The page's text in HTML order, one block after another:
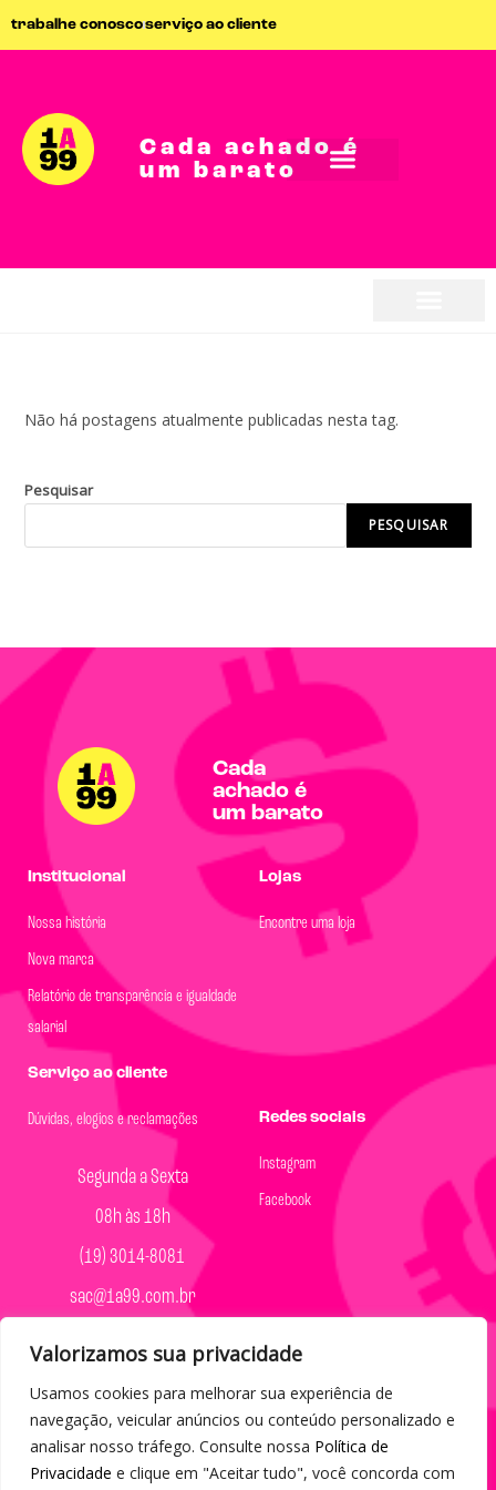
Valorizamos sua privacidade
Usamos cookies para melhorar sua experiência de
navegação, veicular anúncios ou conteúdo personalizado e
analisar nosso tráfego. Consulte nossa Política de
Privacidade e clique em "Aceitar tudo", você concorda com
trabalhe conoscoserviço ao cliente
Cada achado é
um barato
Não há postagens atualmente publicadas nesta tag.
Pesquisar
PESQUISAR
Cada
achado é
um barato
Institucional
Nossa história
Nova marca
Relatório de transparência e igualdade
salarial
Lojas
Encontre uma loja
Serviço ao cliente
Dúvidas, elogios e reclamações
Segunda a Sexta
08h às 18h
(19) 3014-8081
sac@1a99.com.br
Redes sociais
Instagram
Facebook
Formas de pagamento
Dinheiro e Pix